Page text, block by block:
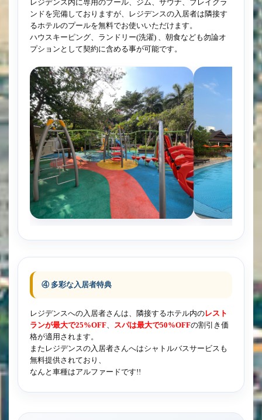
レジデンス内に専用のプール、ジム、サウナ、プレイグラ
ンドを完備しておりますが、レジデンスの入居者は隣接す
るホテルのプールを無料でお使いいただけます。
ハウスキーピング、ランドリー(洗濯) 、朝食なども勿論オ
プションとして契約に含める事が可能です。
④ 多彩な入居者特典
レジデンスへの入居者さんは、隣接するホテル内のレスト
ランが最大で25%OFF、 スパは最大で50%OFFの割引き価
格が適用されます。
またレジデンスの入居者さんへはシャトルバスサービスも
無料提供されており、
なんと車種はアルファードです!!